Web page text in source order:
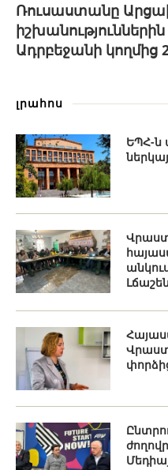
Ռուսաստանը
Ադրբեջանի կողմից
լրահոս
ԵՊՀ-ն